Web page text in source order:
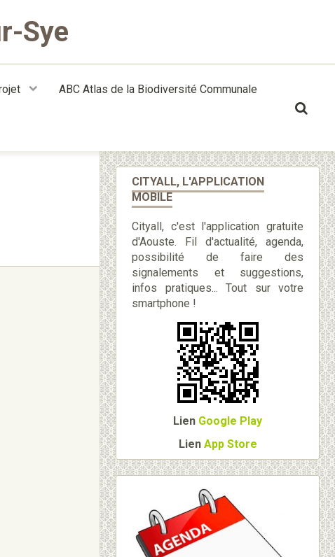
Sye
ABC Atlas de la Biodiversité Communale
CITYALL, L'APPLICATION
MOBILE
Cityall, c'est l'application gratuite
d'Aouste. Fil d'actualité, agenda,
possibilité de faire des
signalements et suggestions,
infos pratiques... Tout sur votre
smartphone !
Lien Google Play
Lien App Store